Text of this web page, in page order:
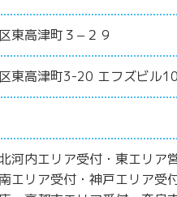
東高津町３−２９
東高津町3-20 エフズビル
河内エリア受付・東エリア
エリア受付・神戸エリア受